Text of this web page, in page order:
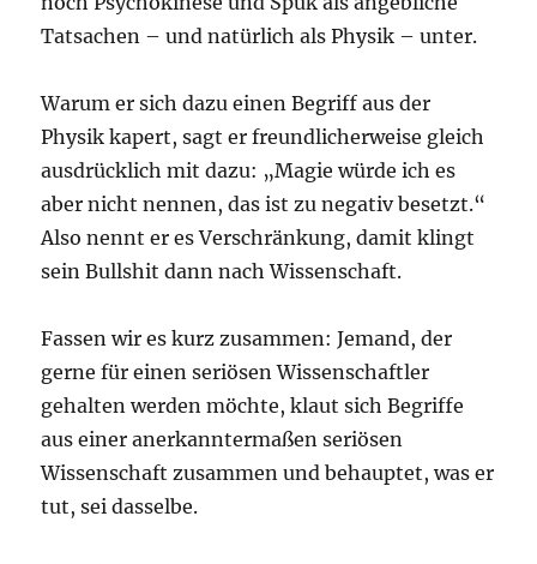
Tatsachen – und natürlich als Physik – unter.
Warum er sich dazu einen Begriff aus der
Physik kapert, sagt er freundlicherweise gleich
ausdrücklich mit dazu: „Magie würde ich es
aber nicht nennen, das ist zu negativ besetzt.“
Also nennt er es Verschränkung, damit klingt
sein Bullshit dann nach Wissenschaft.
Fassen wir es kurz zusammen: Jemand, der
gerne für einen seriösen Wissenschaftler
gehalten werden möchte, klaut sich Begriffe
aus einer anerkanntermaßen seriösen
Wissenschaft zusammen und behauptet, was er
tut, sei dasselbe.